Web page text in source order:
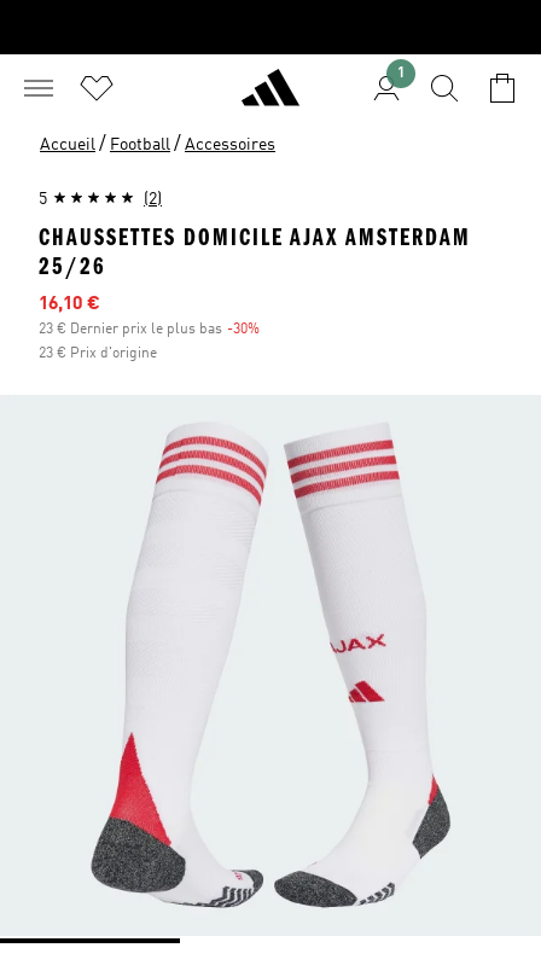
1
Accueil / Football / Accessoires
5 (2)
CHAUSSETTES DOMICILE AJAX AMSTERDAM
25/26
Prix en promo
16,10 €
23 € Dernier prix le plus bas -30%
23 € Prix d'origine